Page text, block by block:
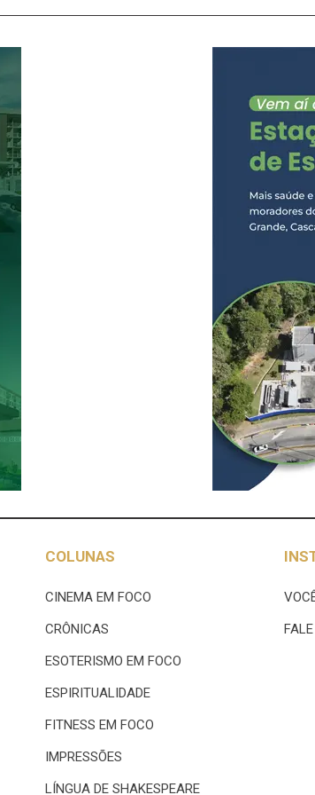
COLUNAS
CINEMA EM FOCO
CRÔNICAS
ESOTERISMO EM FOCO
ESPIRITUALIDADE
FITNESS EM FOCO
IMPRESSÕES
LÍNGUA DE SHAKESPEARE